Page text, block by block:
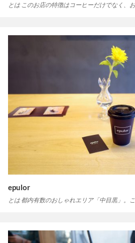
とは このお店の特徴はコーヒーだけでなく、
epulor
とは 都内有数のおしゃれエリア「中目黒」。